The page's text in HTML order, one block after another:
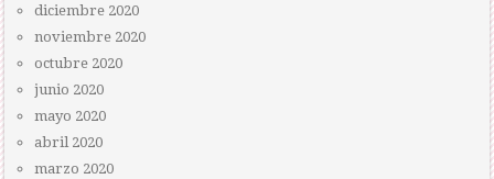
diciembre 2020
noviembre 2020
octubre 2020
junio 2020
mayo 2020
abril 2020
marzo 2020